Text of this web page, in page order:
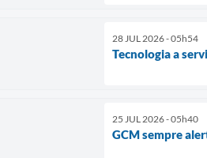
28 JUL 2026 - 05h54
Tecnologia a
25 JUL 2026 - 05h40
GCM sempre